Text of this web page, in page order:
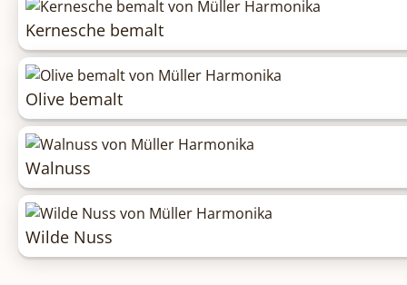
Kernesche bemalt
Olive bemalt
Walnuss
Wilde Nuss